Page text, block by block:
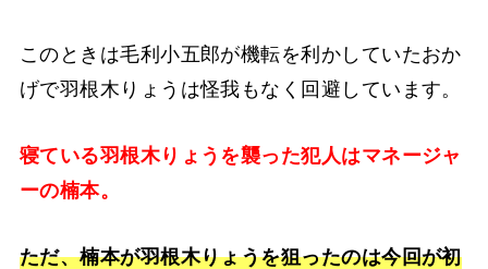
このときは毛利小五郎が機転を利かしていたおか
げで羽根木りょうは怪我もなく回避しています。
寝ている羽根木りょうを襲った犯人はマネージャ
ーの楠本。
ただ、楠本が羽根木りょうを狙ったのは今回が初